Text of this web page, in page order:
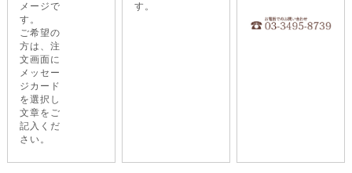
メージで
す。
ご希望の
方は、注
文画面に
メッセー
ジカード
を選択し
文章をご
記入くだ
さい。
す。